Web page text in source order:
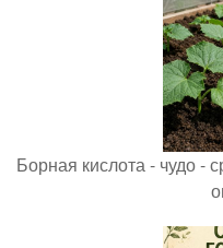
Борная кислота - чудо -